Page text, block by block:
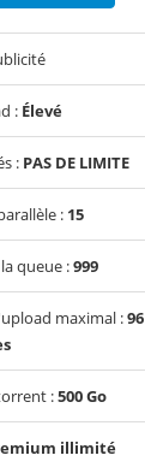
: Élevé
: PAS DE LIMITE
: 15
queue :999
maximal :96
:500 Go
illimité